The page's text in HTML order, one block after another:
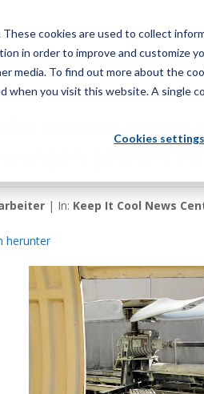
cookies are used to collect
in order to improve and customize
media. To find out more about the
when you visit this website. A single
Cookies settings
wurden
gerecht
| In: Keep It Cool News
herunter